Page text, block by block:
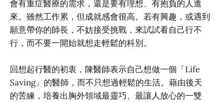
會有重症醫療的需求，還是要有理想、有抱負的人進
來。雖然工作累，但成就感會很高。若有興趣，或遇到
願意帶你的師長，不妨接受挑戰，來試試看自己行不
行，而不要一開始就想走輕鬆的科別。
回想起行醫的初衷，陳醫師表示自己想做一個「Life
Saving」的醫師，而不只想過輕鬆的生活。藉由後天
的苦練，培養出胸外領域最靈巧、最讓人放心的一雙